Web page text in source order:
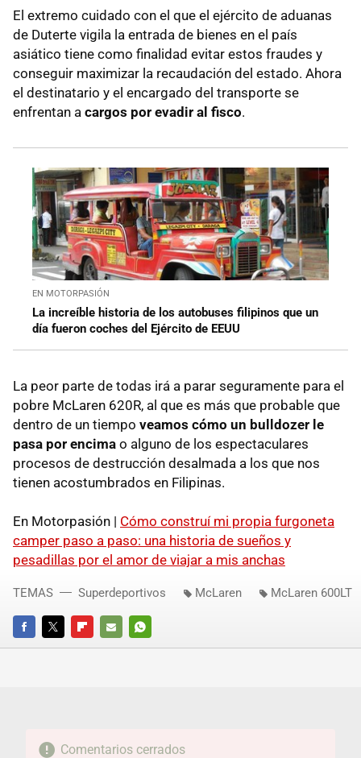
El extremo cuidado con el que el ejército de aduanas
de Duterte vigila la entrada de bienes en el país
asiático tiene como finalidad evitar estos fraudes y
conseguir maximizar la recaudación del estado. Ahora
el destinatario y el encargado del transporte se
enfrentan a cargos por evadir al fisco.
EN MOTORPASIÓN
La increíble historia de los autobuses filipinos que un
día fueron coches del Ejército de EEUU
La peor parte de todas irá a parar seguramente para el
pobre McLaren 620R, al que es más que probable que
dentro de un tiempo veamos cómo un bulldozer le
pasa por encima o alguno de los espectaculares
procesos de destrucción desalmada a los que nos
tienen acostumbrados en Filipinas.
En Motorpasión | Cómo construí mi propia furgoneta
camper paso a paso: una historia de sueños y
pesadillas por el amor de viajar a mis anchas
FACEBOOKTWITTERFLIPBOARD
E-
WHATSAPP
TEMAS Superdeportivos McLaren McLaren 600LT
Comentarios cerrados